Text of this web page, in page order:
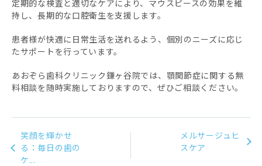
定期的な検査と適切なケアにより、マウスピースの効果を維
持し、長期的な口腔衛生を支援します。
患者様が快適に日常生活を送れるよう、個別のニーズに応じ
たサポートを行っています。
あおぞら歯科クリニック鎌ヶ谷院では、顎関節症に関する無
料相談を随時実施しておりますので、ぜひご相談ください。
笑顔を輝かせ
る：毎日の歯の
ケ...
メルサージュヒ
スケア